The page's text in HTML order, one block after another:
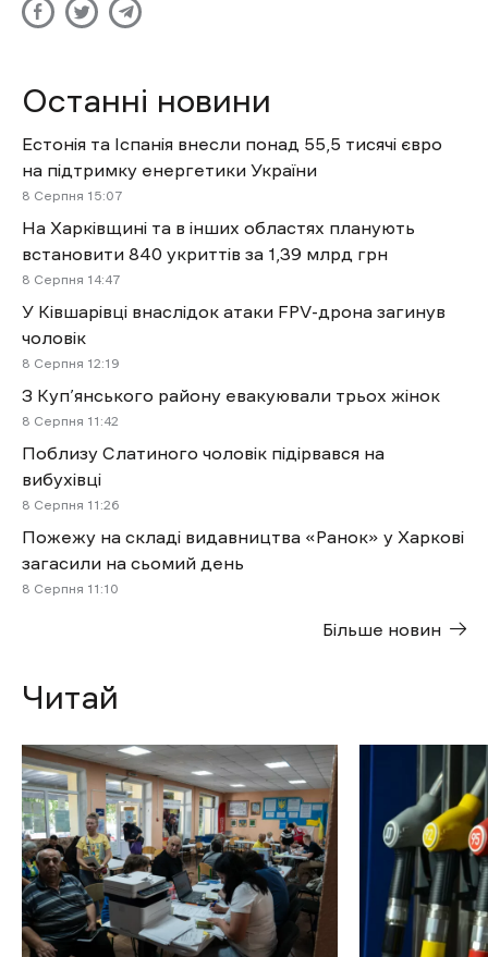
Останні новини
Естонія та Іспанія внесли понад 55,5 тисячі євро
на підтримку енергетики України
8 Cерпня 15:07
На Харківщині та в інших областях планують
встановити 840 укриттів за 1,39 млрд грн
8 Cерпня 14:47
У Ківшарівці внаслідок атаки FPV-дрона загинув
чоловік
8 Cерпня 12:19
З Куп’янського району евакуювали трьох жінок
8 Cерпня 11:42
Поблизу Слатиного чоловік підірвався на
вибухівці
8 Cерпня 11:26
Пожежу на складі видавництва «Ранок» у Харкові
загасили на сьомий день
8 Cерпня 11:10
Більше новин
Читай